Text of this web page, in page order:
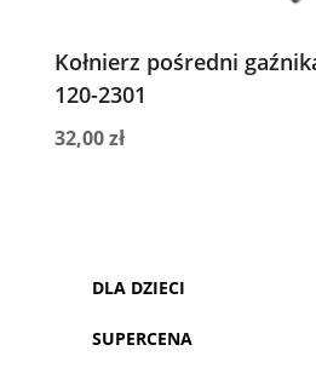
Kołnierz pośredni
120-2301
32,00zł
DLA DZIECI
SUPERCENA